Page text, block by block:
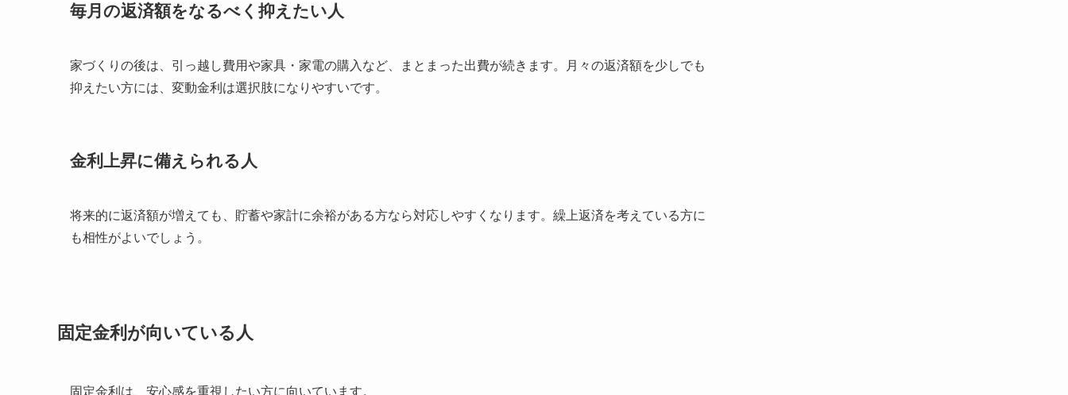
毎月の返済額をなるべく抑えたい人
家づくりの後は、引っ越し費用や家具・家電の購入など、まとまった出費が続きます。月々の返済額を少しでも
抑えたい方には、変動金利は選択肢になりやすいです。
金利上昇に備えられる人
将来的に返済額が増えても、貯蓄や家計に余裕がある方なら対応しやすくなります。繰上返済を考えている方に
も相性がよいでしょう。
固定金利が向いている人
固定金利は、安心感を重視したい方に向いています。